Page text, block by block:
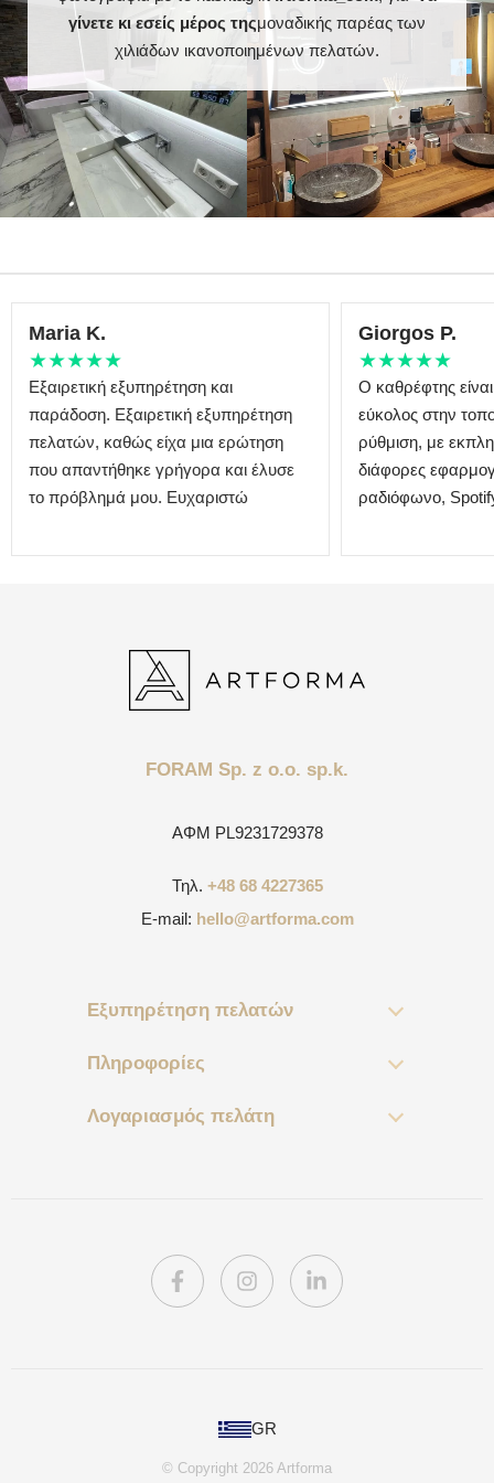
Μεταφορά
Η κατάλληλα
προετοιμασμένη
συσκευασία εγγυάται την
ασφαλή μεταφορά στο
σπίτι σας
Φινίρισμα άκρων
Καθρέφτης με γυαλισμένες
άκρες
γίνετε κι εσείς μέρος τηςμοναδικής παρέας των
χιλιάδων ικανοποιημένων πελατών.
Maria K.
★★★★★
Εξαιρετική εξυπηρέτηση και
παράδοση. Εξαιρετική εξυπηρέτηση
πελατών, καθώς είχα μια ερώτηση
που απαντήθηκε γρήγορα και έλυσε
το πρόβλημά μου. Ευχαριστώ
Giorgos P.
★★★★★
Ο καθρέφτης
εύκολος στην
ρύθμιση, με
διάφορες
ραδιόφωνο,
FORAM Sp. z o.o. sp.k.
ΑΦΜ PL9231729378
Τηλ. +48 68 4227365
E-mail: hello@artforma.com
Εξυπηρέτηση πελατών
Πληροφορίες
Λογαριασμός πελάτη
GR
© Copyright 2026 Artforma